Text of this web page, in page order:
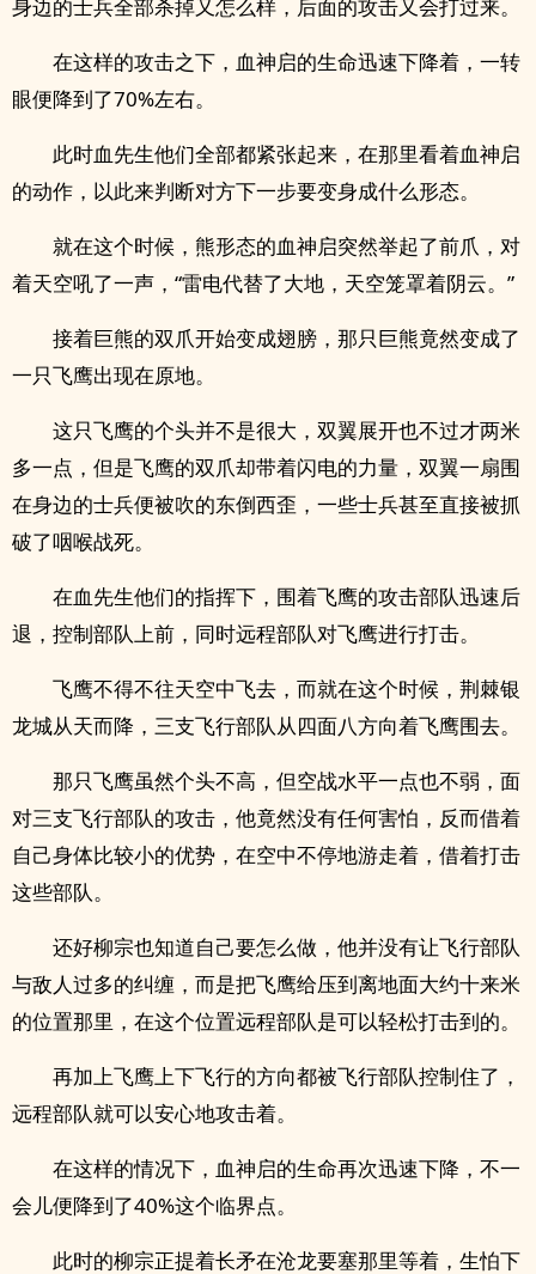
身边的士兵全部杀掉又怎么样，后面的攻击又会打过来。
在这样的攻击之下，血神启的生命迅速下降着，一转
眼便降到了70%左右。
此时血先生他们全部都紧张起来，在那里看着血神启
的动作，以此来判断对方下一步要变身成什么形态。
就在这个时候，熊形态的血神启突然举起了前爪，对
着天空吼了一声，“雷电代替了大地，天空笼罩着阴云。”
接着巨熊的双爪开始变成翅膀，那只巨熊竟然变成了
一只飞鹰出现在原地。
这只飞鹰的个头并不是很大，双翼展开也不过才两米
多一点，但是飞鹰的双爪却带着闪电的力量，双翼一扇围
在身边的士兵便被吹的东倒西歪，一些士兵甚至直接被抓
破了咽喉战死。
在血先生他们的指挥下，围着飞鹰的攻击部队迅速后
退，控制部队上前，同时远程部队对飞鹰进行打击。
飞鹰不得不往天空中飞去，而就在这个时候，荆棘银
龙城从天而降，三支飞行部队从四面八方向着飞鹰围去。
那只飞鹰虽然个头不高，但空战水平一点也不弱，面
对三支飞行部队的攻击，他竟然没有任何害怕，反而借着
自己身体比较小的优势，在空中不停地游走着，借着打击
这些部队。
还好柳宗也知道自己要怎么做，他并没有让飞行部队
与敌人过多的纠缠，而是把飞鹰给压到离地面大约十来米
的位置那里，在这个位置远程部队是可以轻松打击到的。
再加上飞鹰上下飞行的方向都被飞行部队控制住了，
远程部队就可以安心地攻击着。
在这样的情况下，血神启的生命再次迅速下降，不一
会儿便降到了40%这个临界点。
此时的柳宗正提着长矛在沧龙要塞那里等着，生怕下